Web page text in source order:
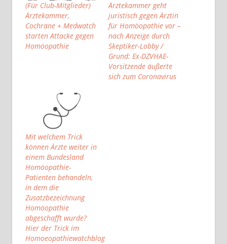
(Für Club-Mitglieder)
Ärztekammer,
Cochrane + Medwatch
starten Attacke gegen
Homöopathie
Ärztekammer geht
juristisch gegen Ärztin
für Homöopathie vor –
nach Anzeige durch
Skeptiker-Lobby /
Grund: Ex-DZVHAE-
Vorsitzende äußerte
sich zum Coronavirus
Mit welchem Trick
können Ärzte weiter in
einem Bundesland
Homöopathie-
Patienten behandeln,
in dem die
Zusatzbezeichnung
Homöopathie
abgeschafft wurde?
Hier der Trick im
Homoeopathiewatchblog